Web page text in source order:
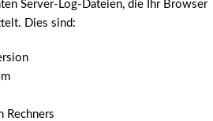
Server-Log-Dateien, die Ihr Browser
Dies sind:
Rechners